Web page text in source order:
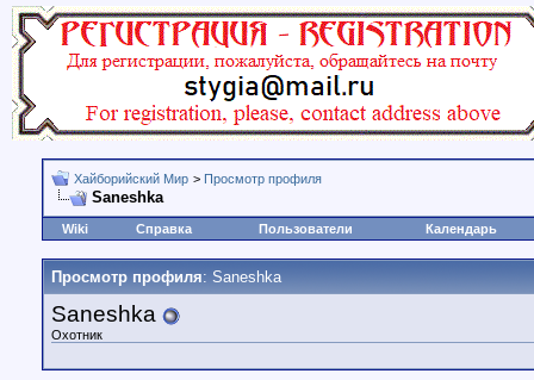
Хайборийский Мир > Просмотр профиля
Saneshka
Wiki Справка Пользователи Календарь
Просмотр профиля: Saneshka
Saneshka
Охотник